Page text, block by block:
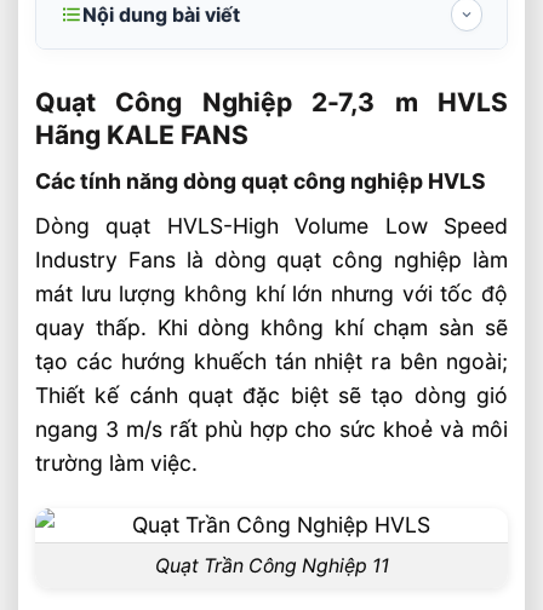
Nội dung bài viết
KALE FANS
Các tính năng dòng quạt công nghiệp
HVLS
Giới thiệu về tập đoàn quạt công nghiệp
KALE FANS
Các dòng quạt công nghiệp KALE Fan
Quạt công nghiệp lớn (large industry fan)
Quạt trần thương mại
Quạt treo tường AIRFREE
Ưu điểm quạt công nghiệp HVLS (HVLS
Tư vấn quạt công nghiệp 2-7,3 m
Bài Viết Liên Quan
Quạt Công Nghiệp 2-7,3 m HVLS
Hãng KALE FANS
Các tính năng dòng quạt công nghiệp HVLS
Dòng quạt HVLS-High Volume Low Speed
Industry Fans là dòng quạt công nghiệp làm
mát lưu lượng không khí lớn nhưng với tốc độ
quay thấp. Khi dòng không khí chạm sàn sẽ
tạo các hướng khuếch tán nhiệt ra bên ngoài;
Thiết kế cánh quạt đặc biệt sẽ tạo dòng gió
ngang 3 m/s rất phù hợp cho sức khoẻ và môi
trường làm việc.
Quạt Trần Công Nghiệp 11